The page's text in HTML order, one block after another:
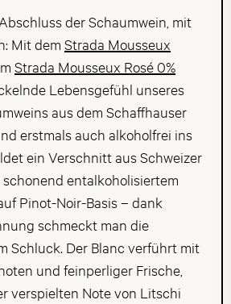
der Schaumwein, mit
Mit dem Strada Mousseux
Strada Mousseux Rosé 0%
Lebensgefühl unseres
aus dem Schaffhauser
erstmals auch alkoholfrei ins
ein Verschnitt aus Schweizer
entalkoholisiertem
Pinot-Noir-Basis – dank
schmeckt man die
Schluck. Der Blanc verführt mit
und feinperliger Frische,
verspielten Note von Litschi